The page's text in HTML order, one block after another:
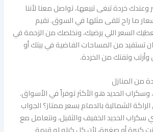
خردة تبغى تبيعها، تواصل معنا لأننا
ما راح تلقى مثلها في السوق. نقيم
السعر اللي يرضيك، ونخلصك من الزحمة في
من المساحات الفاضية في بيتك أو
وتفتك من الخردة.
من المنازل
وسكراب الحديد هو الأكثر توفراً في الأسواق.
الشمالية بالدمام بسعر ممتاز؟ الجواب
الحديد الخفيف والثقيل، ونتعامل مع